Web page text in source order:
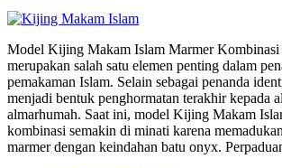
Model Kijing Makam Islam Marmer
merupakan salah satu elemen penting dalam
pemakaman Islam. Selain sebagai penanda
menjadi bentuk penghormatan terakhir kepada
almarhumah. Saat ini, model Kijing Makam
kombinasi semakin di minati karena
marmer dengan keindahan batu onyx.